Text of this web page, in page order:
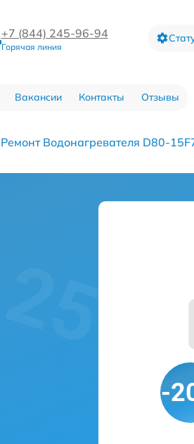
+7 (844) 245-96-94
Горячая линия
Вакансии Контакты Отзывы
Ремонт Водонагревателя D80-
-